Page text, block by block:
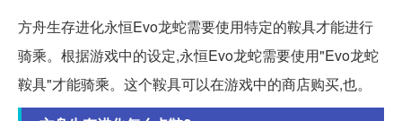
方舟生存进化永恒Evo龙蛇需要使用特定的鞍具才能进行
骑乘。根据游戏中的设定,永恒Evo龙蛇需要使用"Evo龙蛇
鞍具"才能骑乘。这个鞍具可以在游戏中的商店购买,也。